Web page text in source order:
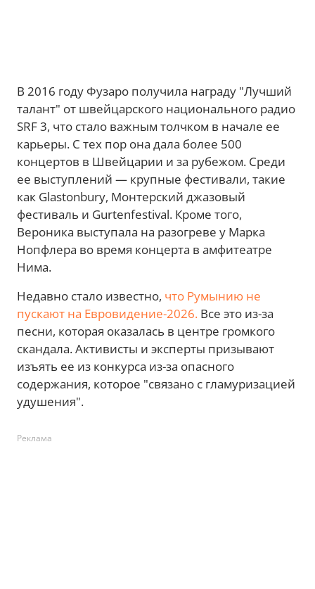
В 2016 году Фузаро получила награду "Лучший
талант" от швейцарского национального радио
SRF 3, что стало важным толчком в начале ее
карьеры. С тех пор она дала более 500
концертов в Швейцарии и за рубежом. Среди
ее выступлений — крупные фестивали, такие
как Glastonbury, Монтерский джазовый
фестиваль и Gurtenfestival. Кроме того,
Вероника выступала на разогреве у Марка
Нопфлера во время концерта в амфитеатре
Нима.
Недавно стало известно, что Румынию не
пускают на Евровидение-2026. Все это из-за
песни, которая оказалась в центре громкого
скандала. Активисты и эксперты призывают
изъять ее из конкурса из-за опасного
содержания, которое "связано с гламуризацией
удушения".
Реклама